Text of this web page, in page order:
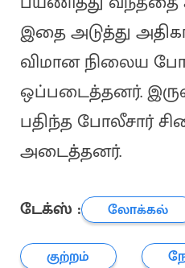
இதை அடுத்து
விமான நிலைய
ஒப்படைத்தனர்.
பதிந்த போலீசார்
அடைத்தனர்.
டேக்ஸ் :
லோக்கல்
குற்றம்